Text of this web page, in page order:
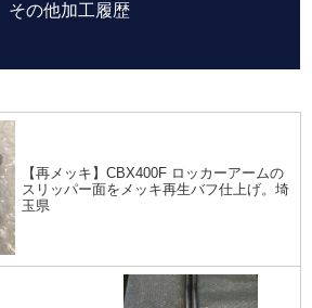
その他加工履歴
【再メッキ】CBX400F ロッカーアームの
スリッパー面をメッキ再生バフ仕上げ。埼
玉県